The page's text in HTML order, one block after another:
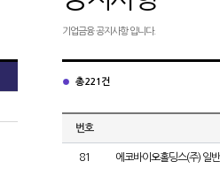
기업금융 공지사항 입니다.
총 221건
번호
81 에코바이오홀딩스(주) 일